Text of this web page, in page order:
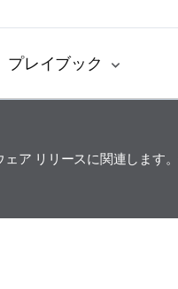
プレイブック
ア リリースに関連します